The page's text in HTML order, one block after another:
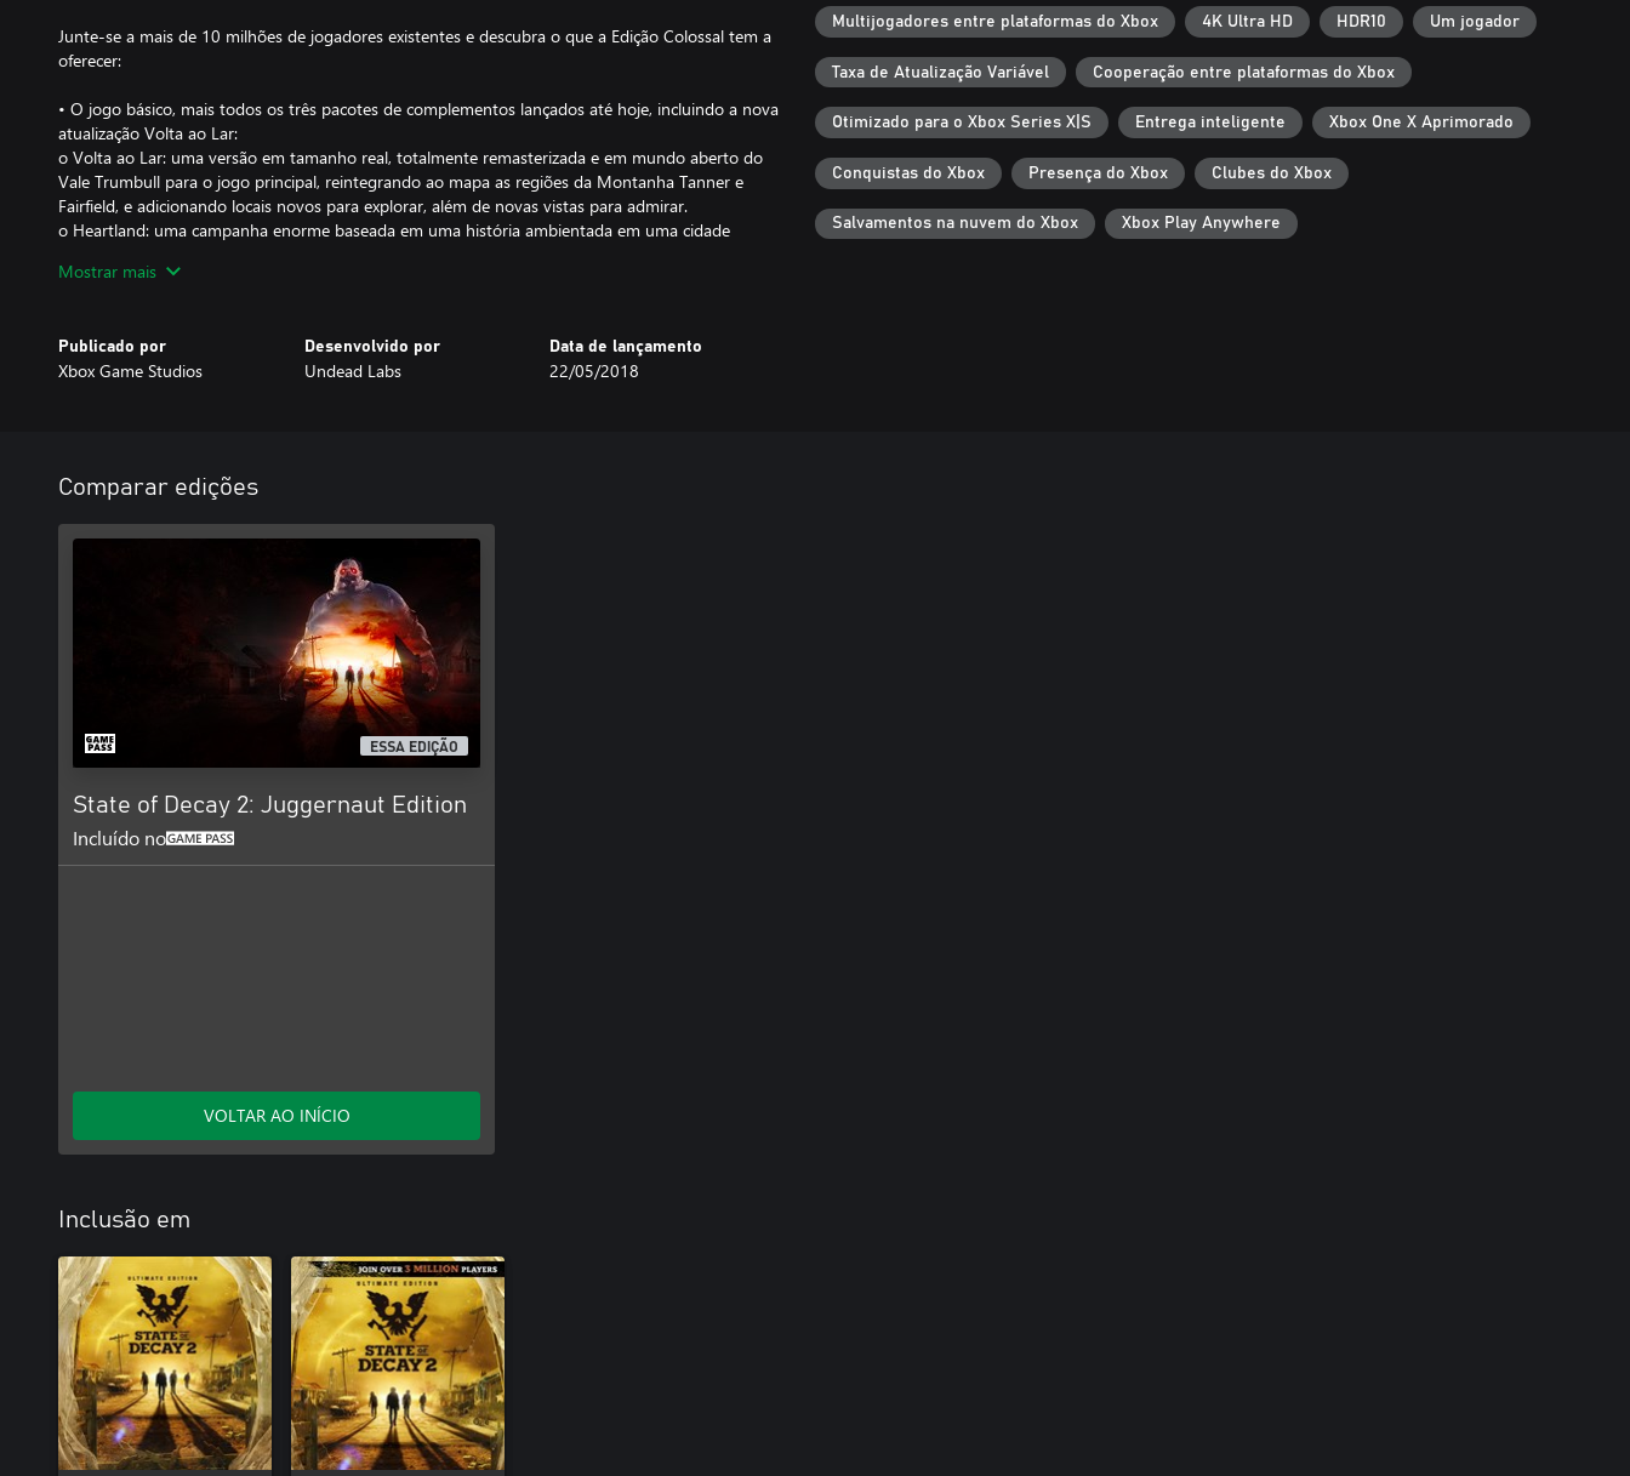
Junte-se a mais de 10 milhões de jogadores existentes e descubra o que a Edição Colossal tem a
oferecer:
• O jogo básico, mais todos os três pacotes de complementos lançados até hoje, incluindo a nova
atualização Volta ao Lar:
o Volta ao Lar: uma versão em tamanho real, totalmente remasterizada e em mundo aberto do
Vale Trumbull para o jogo principal, reintegrando ao mapa as regiões da Montanha Tanner e
Fairfield, e adicionando locais novos para explorar, além de novas vistas para admirar.
o Heartland: uma campanha enorme baseada em uma história ambientada em uma cidade
o Daybreak Pack: um teste para o seu trabalho em equipe durante defesas contra cercos, com
• Gráficos remasterizados e um mecanismo aprimorado com efeitos realistas de névoa
• Uma trilha sonora ampliada com horas de novos arranjos musicais temáticos
• Uma nova experiência introdutória e controles aprimorados para ajudar você a dominar o
apocalipse
Mostrar mais
Publicado por
Xbox Game Studios
Desenvolvido por
Undead Labs
Data de lançamento
22/05/2018
Multijogadores entre plataformas do Xbox 4K Ultra HD HDR10 Um jogador
Taxa de Atualização Variável Cooperação entre plataformas do Xbox
Otimizado para o Xbox Series X|S Entrega inteligente Xbox One X Aprimorado
Conquistas do Xbox Presença do Xbox Clubes do Xbox
Salvamentos na nuvem do Xbox Xbox Play Anywhere
Comparar edições
ESSA EDIÇÃO
State of Decay 2: Juggernaut Edition
Incluído no
VOLTAR AO INÍCIO
Inclusão em